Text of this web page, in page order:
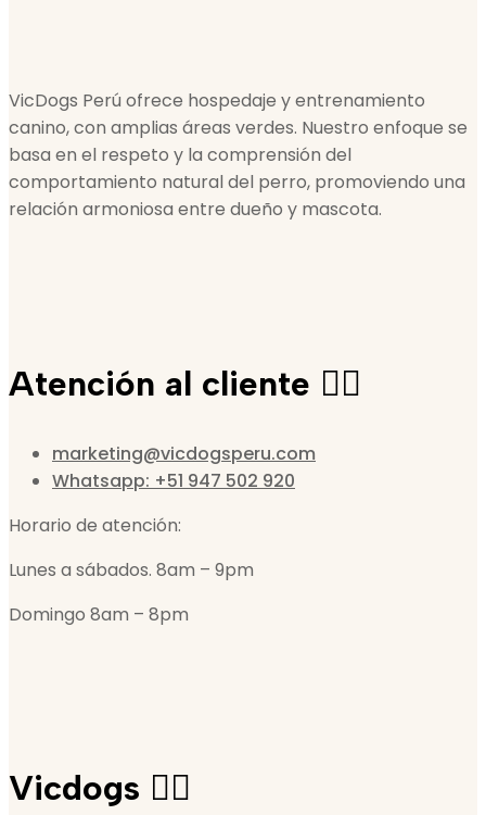
VicDogs Perú ofrece hospedaje y entrenamiento
canino, con amplias áreas verdes. Nuestro enfoque se
basa en el respeto y la comprensión del
comportamiento natural del perro, promoviendo una
relación armoniosa entre dueño y mascota.
Atención al cliente 🙋‍♀️
marketing@vicdogsperu.com
Whatsapp: +51 947 502 920
Horario de atención:
Lunes a sábados. 8am – 9pm
Domingo 8am – 8pm
Vicdogs 🐕‍🦺